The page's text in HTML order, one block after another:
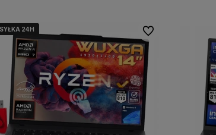
24H
24H
24H Do ulubionych